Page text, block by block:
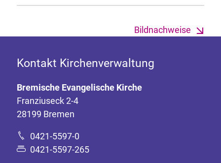
Bildnachweise
Kontakt Kirchenverwaltung
Bremische Evangelische Kirche
Franziuseck 2-4
28199 Bremen
0421-5597-0
0421-5597-265